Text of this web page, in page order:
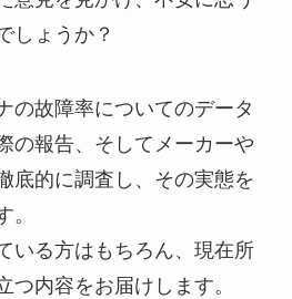
しょうか？
の故障率についてのデータ
の報告、そしてメーカーや
底的に調査し、その実態を
。
いる方はもちろん、現在所
つ内容をお届けします。